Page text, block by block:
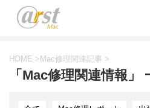
HOME > Mac修理関連記事 >
「Mac修理関連情報」